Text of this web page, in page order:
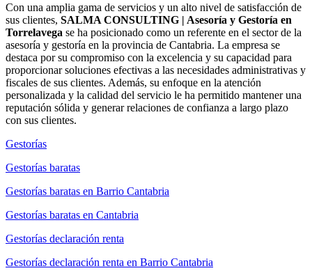
Con una amplia gama de servicios y un alto nivel de satisfacción de
sus clientes, SALMA CONSULTING | Asesoría y Gestoría en
Torrelavega se ha posicionado como un referente en el sector de la
asesoría y gestoría en la provincia de Cantabria. La empresa se
destaca por su compromiso con la excelencia y su capacidad para
proporcionar soluciones efectivas a las necesidades administrativas y
fiscales de sus clientes. Además, su enfoque en la atención
personalizada y la calidad del servicio le ha permitido mantener una
reputación sólida y generar relaciones de confianza a largo plazo
con sus clientes.
Gestorías
Gestorías baratas
Gestorías baratas en Barrio Cantabria
Gestorías baratas en Cantabria
Gestorías declaración renta
Gestorías declaración renta en Barrio Cantabria